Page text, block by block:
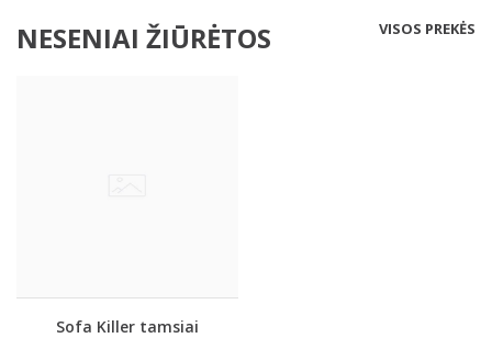
NESENIAI ŽIŪRĖTOS VISOS PREKĖS
Sofa Killer tamsiai